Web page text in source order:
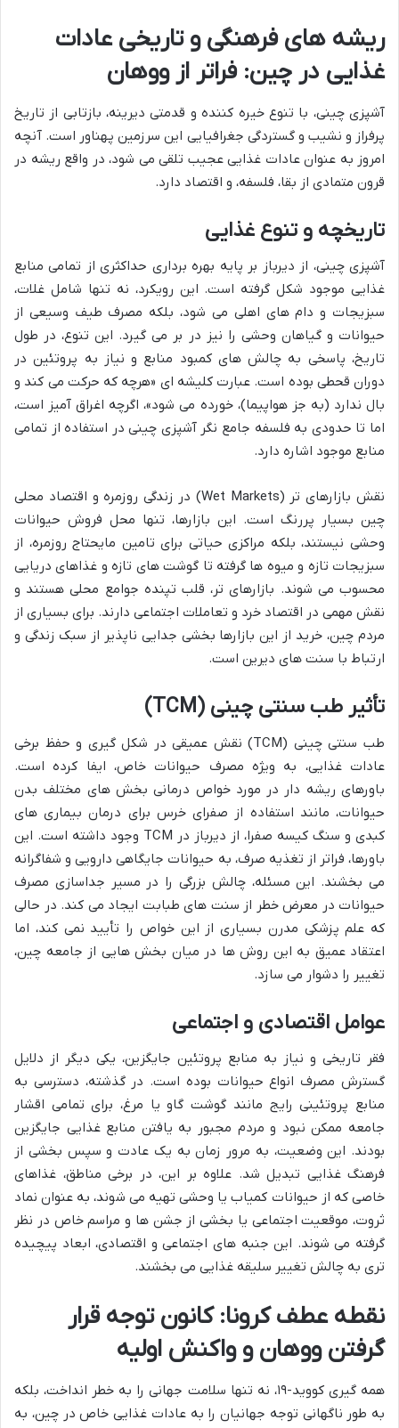
ریشه های فرهنگی و تاریخی عادات
غذایی در چین: فراتر از ووهان
آشپزی چینی، با تنوع خیره کننده و قدمتی دیرینه، بازتابی از تاریخ
پرفراز و نشیب و گستردگی جغرافیایی این سرزمین پهناور است. آنچه
امروز به عنوان عادات غذایی عجیب تلقی می شود، در واقع ریشه در
قرون متمادی از بقا، فلسفه، و اقتصاد دارد.
تاریخچه و تنوع غذایی
آشپزی چینی، از دیرباز بر پایه بهره برداری حداکثری از تمامی منابع
غذایی موجود شکل گرفته است. این رویکرد، نه تنها شامل غلات،
سبزیجات و دام های اهلی می شود، بلکه مصرف طیف وسیعی از
حیوانات و گیاهان وحشی را نیز در بر می گیرد. این تنوع، در طول
تاریخ، پاسخی به چالش های کمبود منابع و نیاز به پروتئین در
دوران قحطی بوده است. عبارت کلیشه ای «هرچه که حرکت می کند و
بال ندارد (به جز هواپیما)، خورده می شود»، اگرچه اغراق آمیز است،
اما تا حدودی به فلسفه جامع نگر آشپزی چینی در استفاده از تمامی
منابع موجود اشاره دارد.
نقش بازارهای تر (Wet Markets) در زندگی روزمره و اقتصاد محلی
چین بسیار پررنگ است. این بازارها، تنها محل فروش حیوانات
وحشی نیستند، بلکه مراکزی حیاتی برای تامین مایحتاج روزمره، از
سبزیجات تازه و میوه ها گرفته تا گوشت های تازه و غذاهای دریایی
محسوب می شوند. بازارهای تر، قلب تپنده جوامع محلی هستند و
نقش مهمی در اقتصاد خرد و تعاملات اجتماعی دارند. برای بسیاری از
مردم چین، خرید از این بازارها بخشی جدایی ناپذیر از سبک زندگی و
ارتباط با سنت های دیرین است.
تأثیر طب سنتی چینی (TCM)
طب سنتی چینی (TCM) نقش عمیقی در شکل گیری و حفظ برخی
عادات غذایی، به ویژه مصرف حیوانات خاص، ایفا کرده است.
باورهای ریشه دار در مورد خواص درمانی بخش های مختلف بدن
حیوانات، مانند استفاده از صفرای خرس برای درمان بیماری های
کبدی و سنگ کیسه صفرا، از دیرباز در TCM وجود داشته است. این
باورها، فراتر از تغذیه صرف، به حیوانات جایگاهی دارویی و شفاگرانه
می بخشند. این مسئله، چالش بزرگی را در مسیر جداسازی مصرف
حیوانات در معرض خطر از سنت های طبابت ایجاد می کند. در حالی
که علم پزشکی مدرن بسیاری از این خواص را تأیید نمی کند، اما
اعتقاد عمیق به این روش ها در میان بخش هایی از جامعه چین،
تغییر را دشوار می سازد.
عوامل اقتصادی و اجتماعی
فقر تاریخی و نیاز به منابع پروتئین جایگزین، یکی دیگر از دلایل
گسترش مصرف انواع حیوانات بوده است. در گذشته، دسترسی به
منابع پروتئینی رایج مانند گوشت گاو یا مرغ، برای تمامی اقشار
جامعه ممکن نبود و مردم مجبور به یافتن منابع غذایی جایگزین
بودند. این وضعیت، به مرور زمان به یک عادت و سپس بخشی از
فرهنگ غذایی تبدیل شد. علاوه بر این، در برخی مناطق، غذاهای
خاصی که از حیوانات کمیاب یا وحشی تهیه می شوند، به عنوان نماد
ثروت، موقعیت اجتماعی یا بخشی از جشن ها و مراسم خاص در نظر
گرفته می شوند. این جنبه های اجتماعی و اقتصادی، ابعاد پیچیده
تری به چالش تغییر سلیقه غذایی می بخشند.
نقطه عطف کرونا: کانون توجه قرار
گرفتن ووهان و واکنش اولیه
همه گیری کووید-۱۹، نه تنها سلامت جهانی را به خطر انداخت، بلکه
به طور ناگهانی توجه جهانیان را به عادات غذایی خاص در چین، به